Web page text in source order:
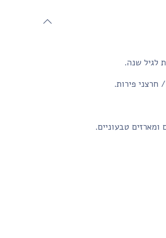
לגיל שנה.
חרצני פירות.
טבעוניים.